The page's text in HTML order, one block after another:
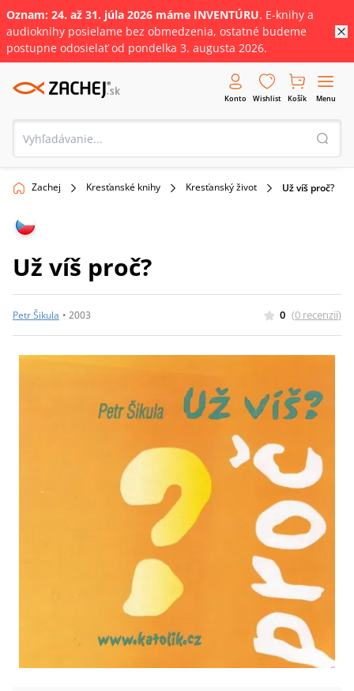
Oznam: 24. až 31. júla 2026 máme INVENTÚRU. E-knihy a
audioknihy posielame bez obmedzenia, ostatné budeme
postupne odosielať od pondelka 3. augusta 2026.
Konto Wishlist Košík Menu
Zachej Kresťanské knihy Kresťanský život Už víš proč?
Už víš proč?
Petr Šikula • 2003 0 (0 recenzií)